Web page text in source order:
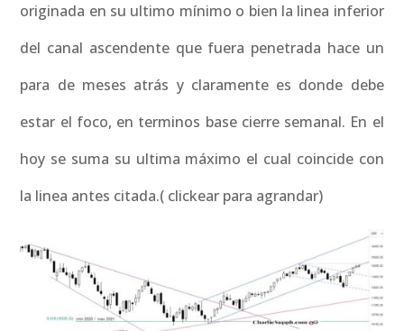
originada en su ultimo mínimo o bien la linea inferior
del canal ascendente que fuera penetrada hace un
para de meses atrás y claramente es donde debe
estar el foco, en terminos base cierre semanal. En el
hoy se suma su ultima máximo el cual coincide con
la linea antes citada.( clickear para agrandar)